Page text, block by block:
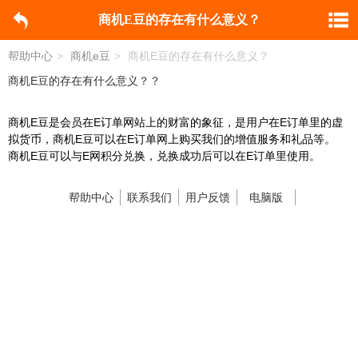
商机E豆的存在有什么意义？
帮助中心 > 商机e豆 >
商机E豆的存在有什么意义？
商机E豆的存在有什么意义？？
商机E豆是会员在E订单网站上的财富的象征，是用户在E订单里的虚
拟货币，商机E豆可以在E订单网上购买我们的增值服务和礼品等。
商机E豆可以与E网积分兑换，兑换成功后可以在E订单里使用。
帮助中心 联系我们 用户反馈 电脑版